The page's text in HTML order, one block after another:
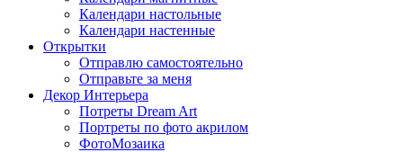
Календари настольные
Календари настенные
Открытки
Отправлю самостоятельно
Отправьте за меня
Декор Интерьера
Потреты Dream Art
Портреты по фото акрилом
ФотоМозаика